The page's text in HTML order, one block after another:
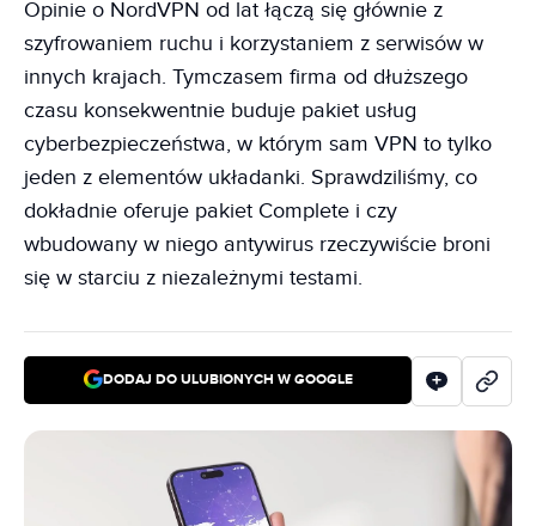
Opinie o NordVPN od lat łączą się głównie z
szyfrowaniem ruchu i korzystaniem z serwisów w
innych krajach. Tymczasem firma od dłuższego
czasu konsekwentnie buduje pakiet usług
cyberbezpieczeństwa, w którym sam VPN to tylko
jeden z elementów układanki. Sprawdziliśmy, co
dokładnie oferuje pakiet Complete i czy
wbudowany w niego antywirus rzeczywiście broni
się w starciu z niezależnymi testami.
DODAJ DO ULUBIONYCH W GOOGLE